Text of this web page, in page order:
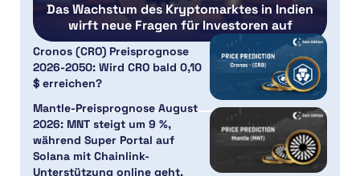
Das Wachstum des Kryptomarktes in Indien
wirft neue Fragen für Investoren auf
Cronos (CRO) Preisprognose
2026-2050: Wird CRO bald 0,10
$ erreichen?
Mantle-Preisprognose August
2026: MNT steigt um 9 %,
während Super Portal auf
Solana mit Chainlink-
Unterstützung online geht.